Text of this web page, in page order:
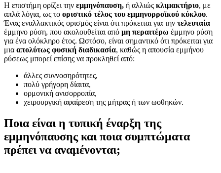
Η επιστήμη ορίζει την εμμηνόπαυση, ή αλλιώς κλιμακτήριο, με
απλά λόγια, ως το οριστικό τέλος του εμμηνορροϊκού κύκλου.
Ένας εναλλακτικός ορισμός είναι ότι πρόκειται για την τελευταία
έμμηνο ρύση, που ακολουθείται από μη περαιτέρω έμμηνο ρύση
για ένα ολόκληρο έτος. Ωστόσο, είναι σημαντικό ότι πρόκειται για
μια απολύτως φυσική διαδικασία, καθώς η απουσία εμμήνου
ρύσεως μπορεί επίσης να προκληθεί από:
άλλες συννοσηρότητες,
πολύ γρήγορη δίαιτα,
ορμονική ανισορροπία,
χειρουργική αφαίρεση της μήτρας ή των ωοθηκών.
Ποια είναι η τυπική έναρξη της
εμμηνόπαυσης και ποια συμπτώματα
πρέπει να αναμένονται;